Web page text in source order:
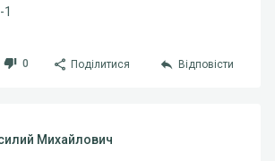
0 Поділитися Відповісти
Михайлович